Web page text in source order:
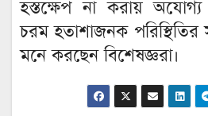
হস্তক্ষেপ না করায় অযোগ্য
চরম হতাশাজনক
মনে করছেন বিশেষজ্ঞরা।